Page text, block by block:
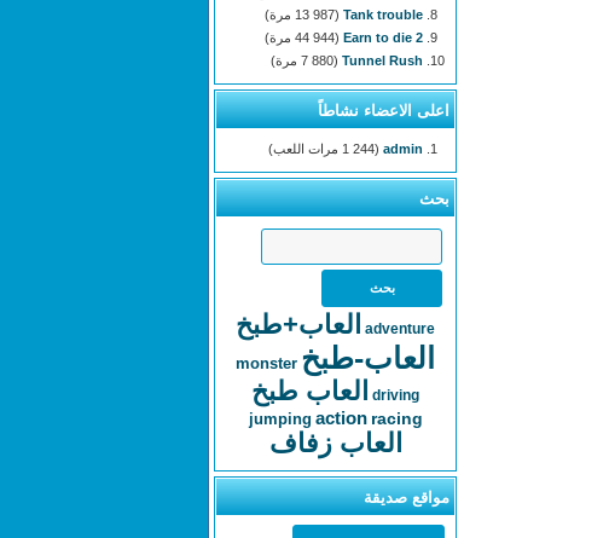
Tank trouble (13 987 مرة)
Earn to die 2 (44 944 مرة)
Tunnel Rush (7 880 مرة)
اعلى الاعضاء نشاطاً
admin (1 244 مرات اللعب)
بحث
adventure العاب+طبخ
العاب-طبخ monster
driving العاب طبخ
jumping action racing
العاب زفاف
مواقع صديقة